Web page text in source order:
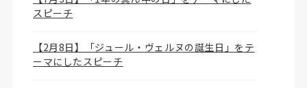
スピーチ
【2月8日】「ジュール・ヴェルヌの誕生日」をテ
ーマにしたスピーチ